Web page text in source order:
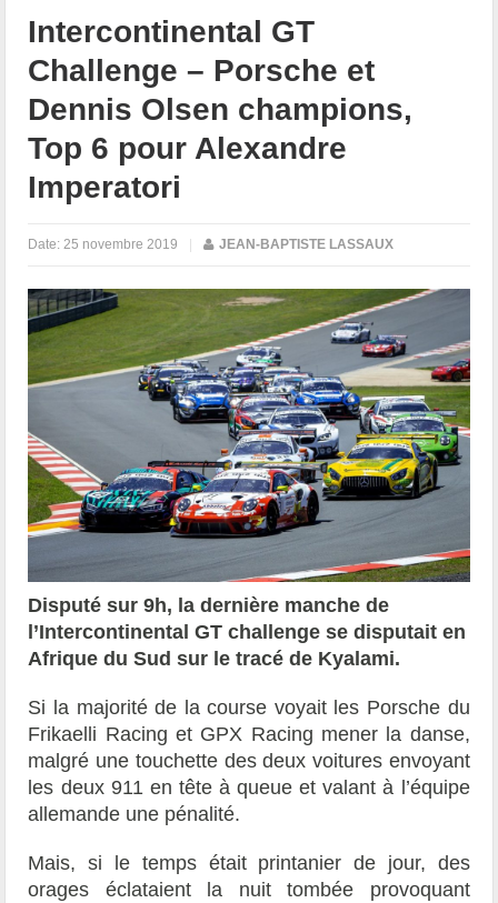
Intercontinental GT
Challenge – Porsche et
Dennis Olsen champions,
Top 6 pour Alexandre
Imperatori
Date: 25 novembre 2019 | JEAN-BAPTISTE LASSAUX
Disputé sur 9h, la dernière manche de
l’Intercontinental GT challenge se disputait en
Afrique du Sud sur le tracé de Kyalami.
Si la majorité de la course voyait les Porsche du
Frikaelli Racing et GPX Racing mener la danse,
malgré une touchette des deux voitures envoyant
les deux 911 en tête à queue et valant à l’équipe
allemande une pénalité.
Mais, si le temps était printanier de jour, des
orages éclataient la nuit tombée provoquant